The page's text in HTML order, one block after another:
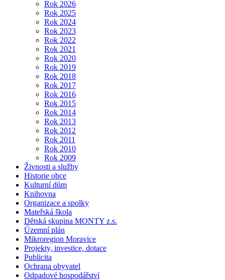
Rok 2026
Rok 2025
Rok 2024
Rok 2023
Rok 2022
Rok 2021
Rok 2020
Rok 2019
Rok 2018
Rok 2017
Rok 2016
Rok 2015
Rok 2014
Rok 2013
Rok 2012
Rok 2011
Rok 2010
Rok 2009
Živnosti a služby
Historie obce
Kulturní dům
Knihovna
Organizace a spolky
Mateřská škola
Dětská skupina MONTY z.s.
Územní plán
Mikroregion Moravice
Projekty, investice, dotace
Publicita
Ochrana obyvatel
Odpadové hospodářství